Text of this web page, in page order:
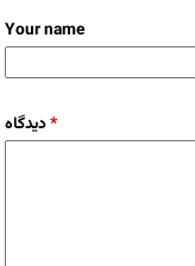
Your name
دیدگاه*